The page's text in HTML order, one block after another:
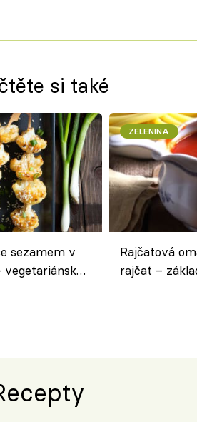
si také
sezamem v
vegetariánská
ZELENINA
Rajčatová
rajčat –